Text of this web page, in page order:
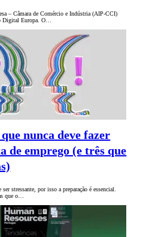
– Câmara de Comércio e Indústria (AIP-CCI)
Digital Europa. O…
nunca deve fazer
de emprego (e três que
stressante, por isso a preparação é essencial.
que o…